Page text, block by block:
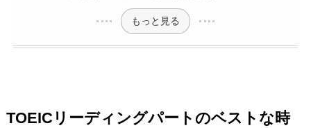
もっと見る
TOEICリーディングパートのベストな時